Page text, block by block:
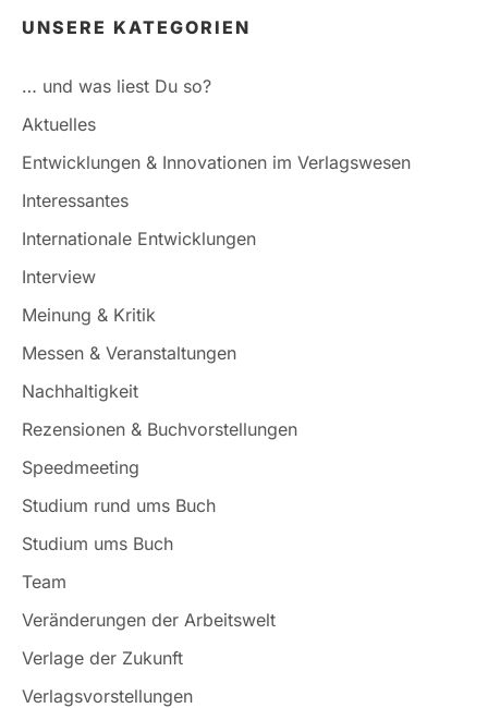
UNSERE KATEGORIEN
… und was liest Du so?
Aktuelles
Entwicklungen & Innovationen im Verlagswesen
Interessantes
Internationale Entwicklungen
Interview
Meinung & Kritik
Messen & Veranstaltungen
Nachhaltigkeit
Rezensionen & Buchvorstellungen
Speedmeeting
Studium rund ums Buch
Studium ums Buch
Team
Veränderungen der Arbeitswelt
Verlage der Zukunft
Verlagsvorstellungen